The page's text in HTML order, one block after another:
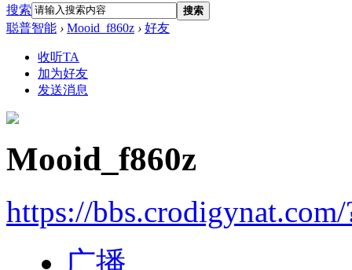
搜索 搜索
聪普智能 › Mooid_f860z › 好友
收听TA
加为好友
发送消息
Mooid_f860z
https://bbs.crodigynat.com/
广播